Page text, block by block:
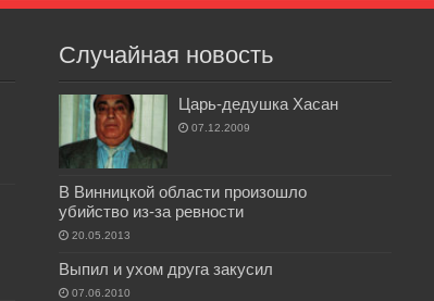
Случайная новость
Царь-дедушка Хасан
07.12.2009
В Винницкой области произошло
убийство из-за ревности
20.05.2013
Выпил и ухом друга закусил
07.06.2010